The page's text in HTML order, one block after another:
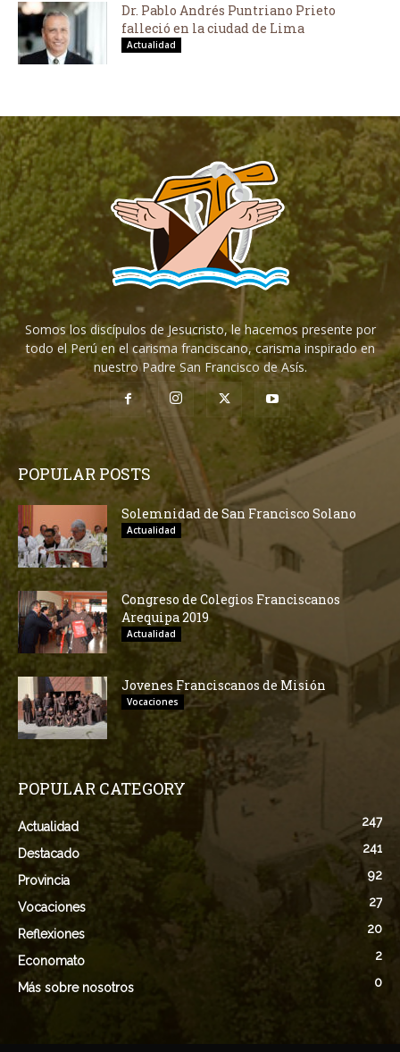
Dr. Pablo Andrés Puntriano Prieto
falleció en la ciudad de Lima
Actualidad
Somos los discípulos de Jesucristo, le hacemos presente por
todo el Perú en el carisma franciscano, carisma inspirado en
nuestro Padre San Francisco de Asís.
POPULAR POSTS
Solemnidad de San Francisco Solano
Actualidad
Congreso de Colegios Franciscanos
Arequipa 2019
Actualidad
Jovenes Franciscanos de Misión
Vocaciones
POPULAR CATEGORY
Actualidad 247
Destacado 241
Provincia 92
Vocaciones 27
Reflexiones 20
Economato 2
Más sobre nosotros 0